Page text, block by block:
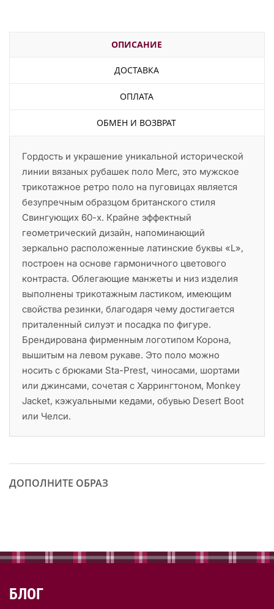
ОПИСАНИЕ
ДОСТАВКА
ОПЛАТА
ОБМЕН И ВОЗВРАТ
Гордость и украшение уникальной исторической
линии вязаных рубашек поло Merc, это мужское
трикотажное ретро поло на пуговицах является
безупречным образцом британского стиля
Свингующих 60-х. Крайне эффектный
геометрический дизайн, напоминающий
зеркально расположенные латинские буквы «L»,
построен на основе гармоничного цветового
контраста. Облегающие манжеты и низ изделия
выполнены трикотажным ластиком, имеющим
свойства резинки, благодаря чему достигается
приталенный силуэт и посадка по фигуре.
Брендирована фирменным логотипом Корона,
вышитым на левом рукаве. Это поло можно
носить с брюками Sta-Prest, чиносами, шортами
или джинсами, сочетая с Харрингтоном, Monkey
Jacket, кэжуальными кедами, обувью Desert Boot
или Челси.
ДОПОЛНИТЕ ОБРАЗ
БЛОГ